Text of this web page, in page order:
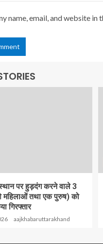
name, email, and website
पर हुड़दंग करने वाले 3
महिलाओं तथा एक पुरुष) को
गिरफ्तार
aajkhabaruttarakhand